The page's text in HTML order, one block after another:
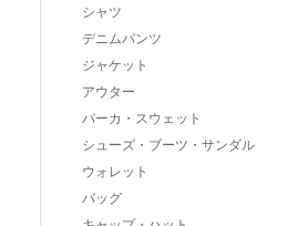
シャツ
デニムパンツ
ジャケット
アウター
パーカ・スウェット
シューズ・ブーツ・サンダル
ウォレット
バッグ